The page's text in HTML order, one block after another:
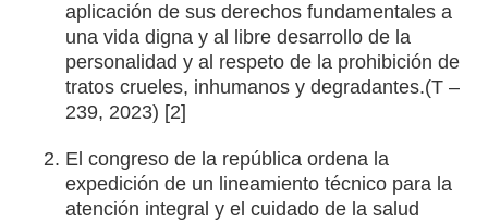
aplicación de sus derechos fundamentales a
una vida digna y al libre desarrollo de la
personalidad y al respeto de la prohibición de
tratos crueles, inhumanos y degradantes.(T –
239, 2023) [2]
El congreso de la república ordena la
expedición de un lineamiento técnico para la
atención integral y el cuidado de la salud